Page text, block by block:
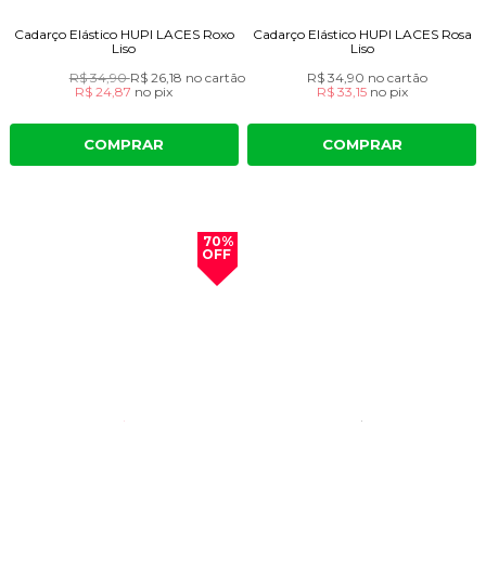
Cadarço Elástico HUPI LACES Roxo
Liso
R$ 34,90R$ 26,18 no cartão
R$ 24,87 no pix
COMPRAR
Cadarço Elástico HUPI LACES Rosa
Liso
R$ 34,90 no cartão
R$ 33,15 no pix
COMPRAR
70%
OFF